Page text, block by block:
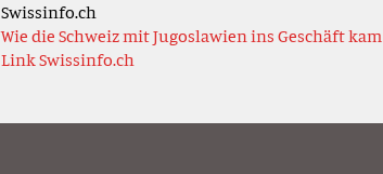
Swissinfo.ch
Wie die Schweiz mit Jugoslawien ins Geschäft kam
Link Swissinfo.ch